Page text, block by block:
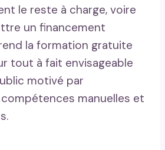
le reste à charge, voire
un financement
la formation gratuite
tout à fait envisageable
motivé par
manuelles et